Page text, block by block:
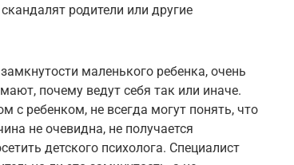
родители или другие
маленького ребенка, очень
почему ведут себя так или иначе.
с ребенком, не всегда могут понять, что
не очевидна, не получается
детского психолога. Специалист